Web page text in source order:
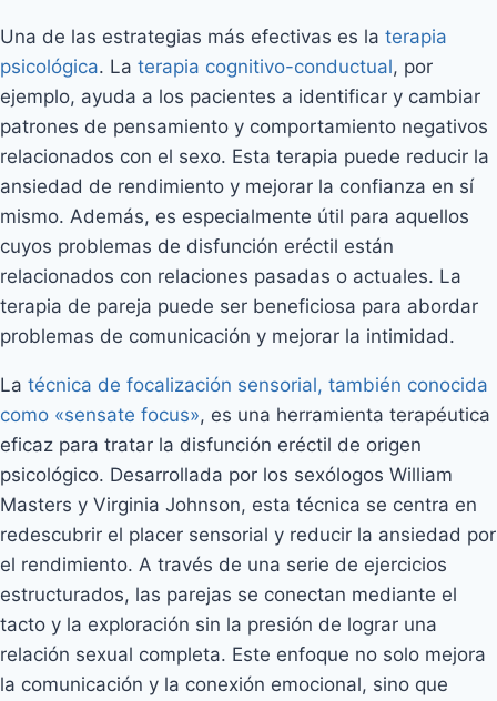
Una de las estrategias más efectivas es la terapia
psicológica. La terapia cognitivo-conductual, por
ejemplo, ayuda a los pacientes a identificar y cambiar
patrones de pensamiento y comportamiento negativos
relacionados con el sexo. Esta terapia puede reducir la
ansiedad de rendimiento y mejorar la confianza en sí
mismo. Además, es especialmente útil para aquellos
cuyos problemas de disfunción eréctil están
relacionados con relaciones pasadas o actuales. La
terapia de pareja puede ser beneficiosa para abordar
problemas de comunicación y mejorar la intimidad.
La técnica de focalización sensorial, también conocida
como «sensate focus», es una herramienta terapéutica
eficaz para tratar la disfunción eréctil de origen
psicológico. Desarrollada por los sexólogos William
Masters y Virginia Johnson, esta técnica se centra en
redescubrir el placer sensorial y reducir la ansiedad por
el rendimiento. A través de una serie de ejercicios
estructurados, las parejas se conectan mediante el
tacto y la exploración sin la presión de lograr una
relación sexual completa. Este enfoque no solo mejora
la comunicación y la conexión emocional, sino que